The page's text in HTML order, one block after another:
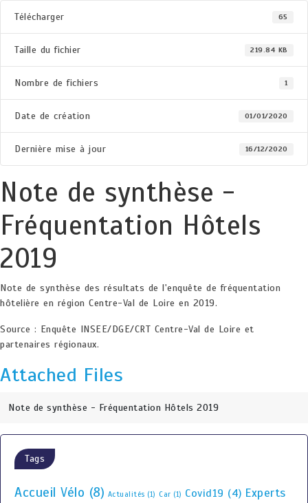
Télécharger 65
Taille du fichier 219.84 KB
Nombre de fichiers 1
Date de création 01/01/2020
Dernière mise à jour 16/12/2020
Note de synthèse -
Fréquentation Hôtels
2019
Note de synthèse des résultats de l'enquête de fréquentation
hôtelière en région Centre-Val de Loire en 2019.
Source : Enquête INSEE/DGE/CRT Centre-Val de Loire et
partenaires régionaux.
Attached Files
Note de synthèse - Fréquentation Hôtels 2019
Tags
Accueil Vélo (8) Actualités (1) Car (1) Covid19 (4) Experts